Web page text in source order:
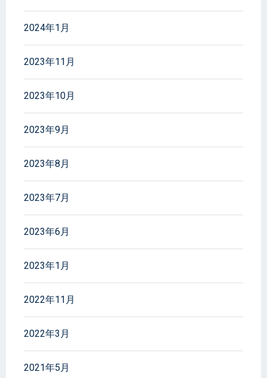
2024年1月
2023年11月
2023年10月
2023年9月
2023年8月
2023年7月
2023年6月
2023年1月
2022年11月
2022年3月
2021年5月